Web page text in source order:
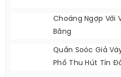
Choáng Ngợp Với
Băng
Quần Soóc Giả
Phố Thu Hút Tín